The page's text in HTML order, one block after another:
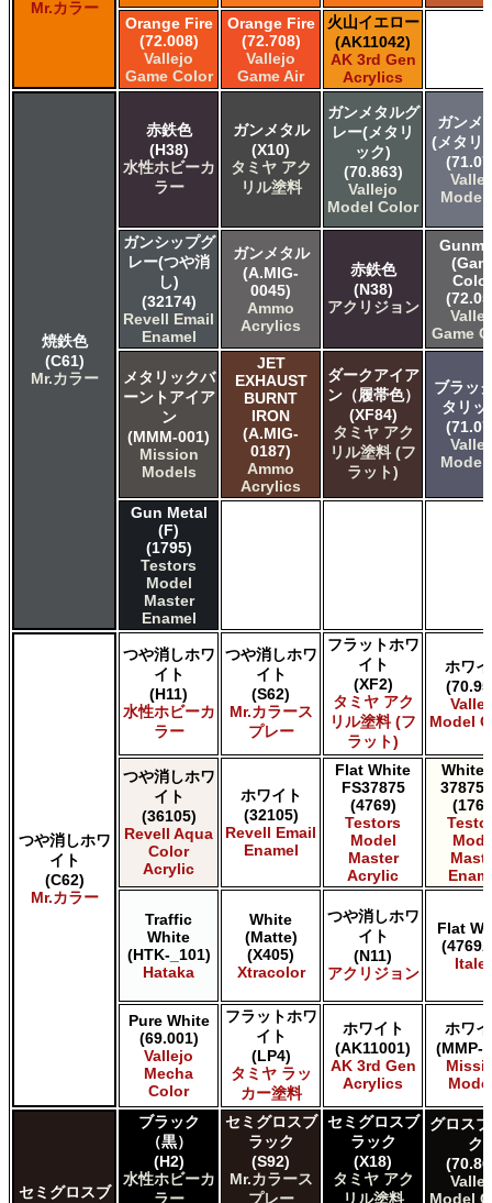
Mr.カラー
Orange Fire
(72.008)
Vallejo
Game Color
Orange Fire
(72.708)
Vallejo
Game Air
火山イエロー
(AK11042)
AK 3rd Gen
Acrylics
焼鉄色
(C61)
Mr.カラー
赤鉄色
(H38)
水性ホビーカ
ラー
ガンメタル
(X10)
タミヤ アク
リル塗料
ガンメタルグ
レー(メタリ
ック)
(70.863)
Vallejo
Model Color
ガンメ
(メタリ
Model
ガンシップグ
レー(つや消
し)
(32174)
Revell Email
Enamel
ガンメタル
(A.MIG-
0045)
Ammo
Acrylics
赤鉄色
(N38)
アクリジョン
Game
メタリックバ
ーントアイア
ン
(MMM-001)
Mission
Models
JET
EXHAUST
BURNT
IRON
(A.MIG-
0187)
Ammo
Acrylics
ダークアイア
ン（履帯色）
(XF84)
タミヤ アク
リル塗料 (フ
ラット)
ブラッ
タリッ
Model
Gun Metal
(F)
(1795)
Testors
Model
Master
Enamel
つや消しホワ
イト
(C62)
Mr.カラー
つや消しホワ
イト
(H11)
水性ホビーカ
ラー
つや消しホワ
イト
(S62)
Mr.カラース
プレー
フラットホワ
イト
(XF2)
タミヤ アク
リル塗料 (フ
ラット)
ホワ
Model
つや消しホワ
イト
(36105)
Revell Aqua
Color
Acrylic
ホワイト
(32105)
Revell Email
Enamel
Flat White
FS37875
(4769)
Testors
Model
Master
Acrylic
White
37875
Traffic
White
(HTK-_101)
Hataka
White
(Matte)
(X405)
Xtracolor
つや消しホワ
イト
(N11)
アクリジョン
Flat
Pure White
(69.001)
Vallejo
Mecha
Color
フラットホワ
イト
(LP4)
タミヤ ラッ
カー塗料
ホワイト
(AK11001)
AK 3rd Gen
Acrylics
ホワ
(MMP-
セミグロスブ
ブラック
（黒）
(H2)
水性ホビーカ
ラー
セミグロスブ
ラック
(S92)
Mr.カラース
プレー
セミグロスブ
ラック
(X18)
タミヤ アク
リル塗料
グロス
ク
Model